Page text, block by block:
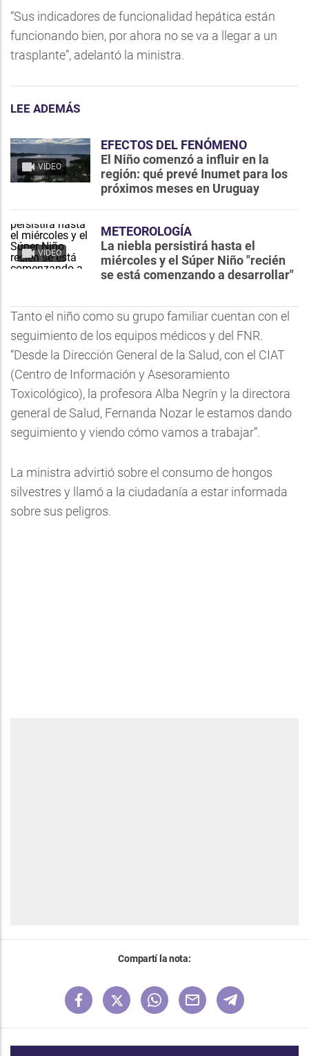
“Sus indicadores de funcionalidad hepática están
funcionando bien, por ahora no se va a llegar a un
trasplante”, adelantó la ministra.
LEE ADEMÁS
VIDEO
EFECTOS DEL FENÓMENO
El Niño comenzó a influir en la
región: qué prevé Inumet para los
próximos meses en Uruguay
VIDEO
METEOROLOGÍA
La niebla persistirá hasta el
miércoles y el Súper Niño "recién
se está comenzando a desarrollar"
Tanto el niño como su grupo familiar cuentan con el
seguimiento de los equipos médicos y del FNR.
“Desde la Dirección General de la Salud, con el CIAT
(Centro de Información y Asesoramiento
Toxicológico), la profesora Alba Negrín y la directora
general de Salud, Fernanda Nozar le estamos dando
seguimiento y viendo cómo vamos a trabajar”.
La ministra advirtió sobre el consumo de hongos
silvestres y llamó a la ciudadanía a estar informada
sobre sus peligros.
Compartí la nota: